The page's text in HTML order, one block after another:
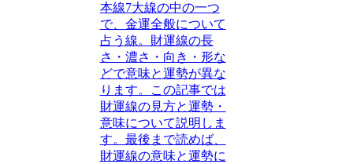
本線7大線の中の一つ
で、金運全般について
占う線。財運線の長
さ・濃さ・向き・形な
どで意味と運勢が異な
ります。この記事では
財運線の見方と運勢・
意味について説明しま
す。最後まで読めば、
財運線の意味と運勢に